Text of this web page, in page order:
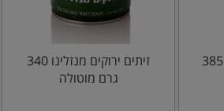
מלפפונים במלח 7-9 385
זיתים ירוקים מנזלינו 340
גרם מוטולה